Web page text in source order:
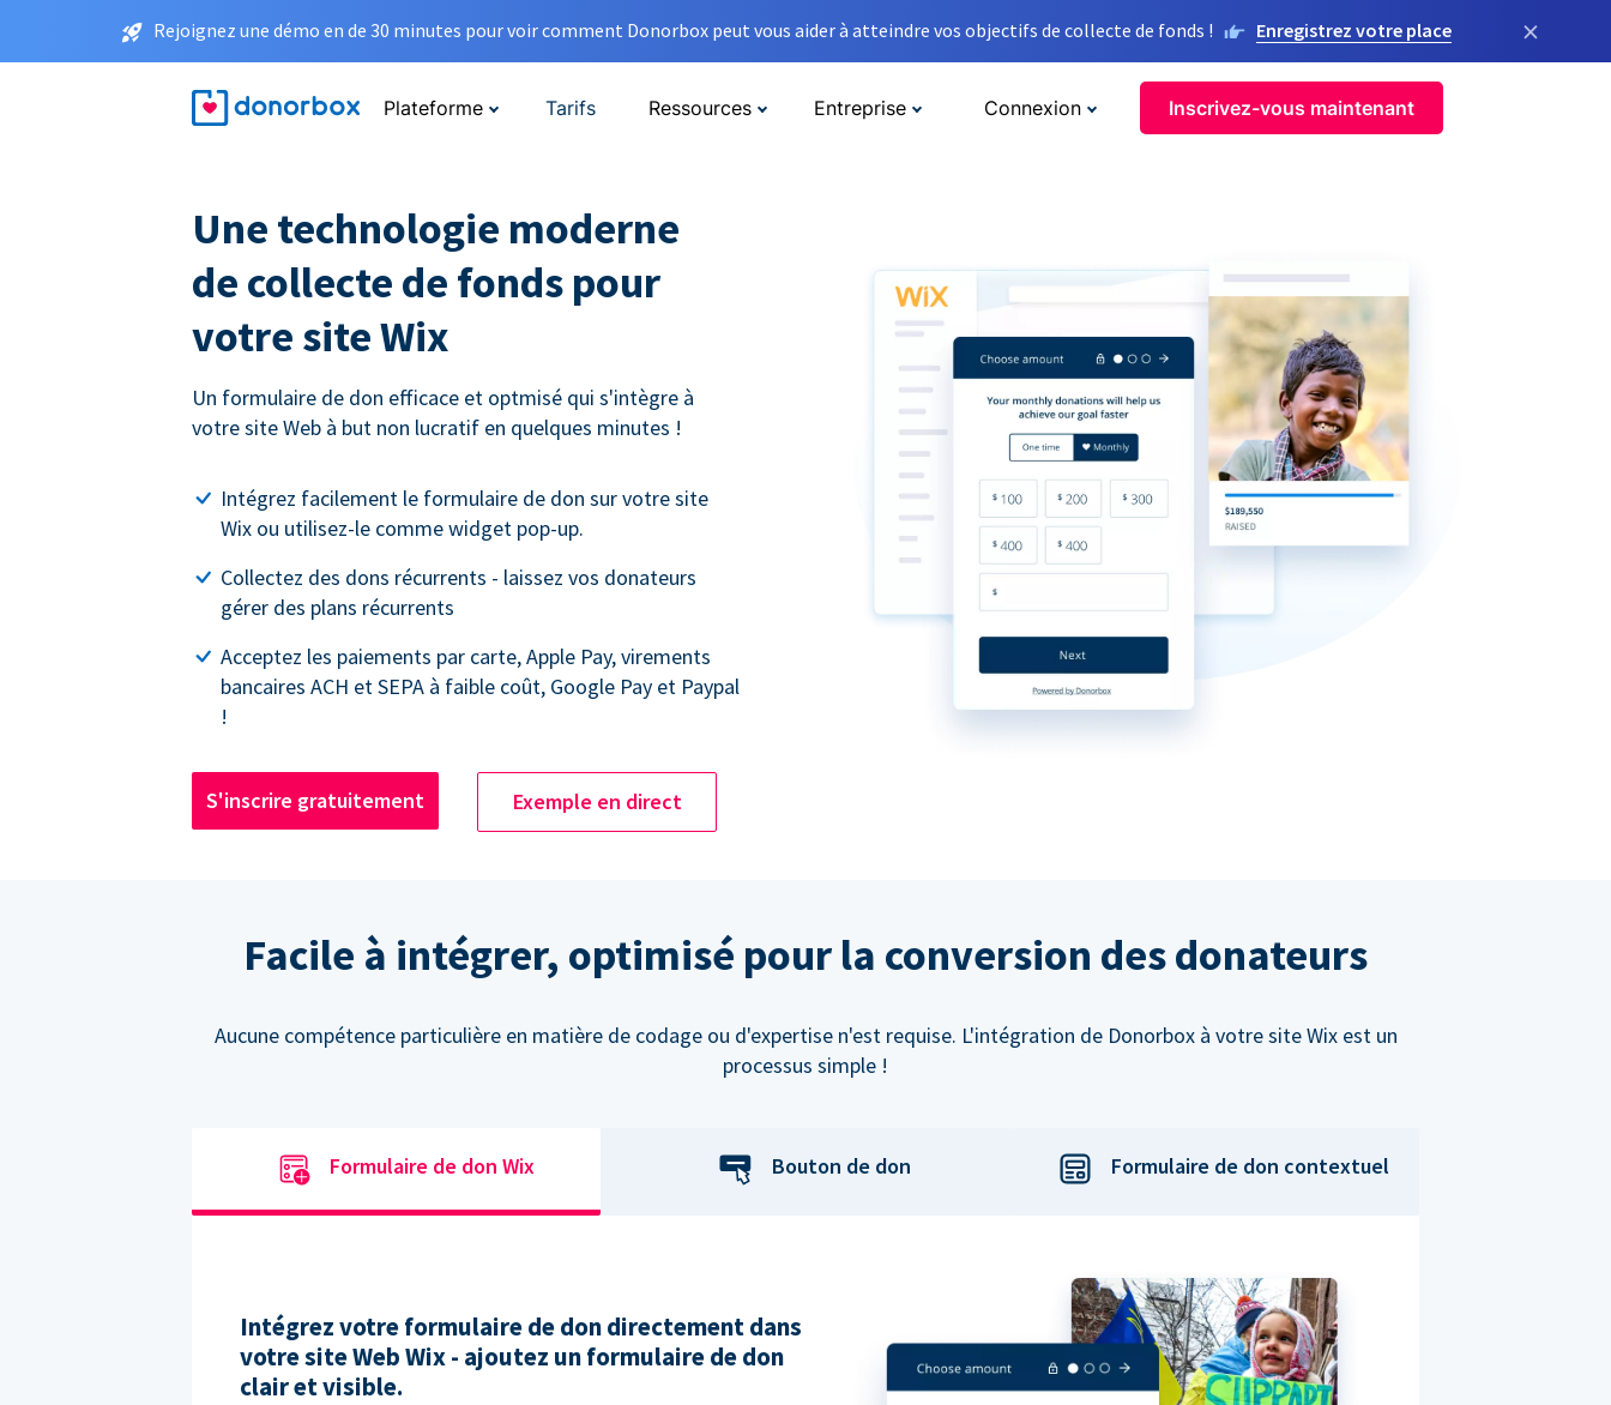
Rejoignez une démo en de 30 minutes pour voir comment Donorbox peut vous aider à atteindre vos objectifs de collecte de fonds ! Enregistrez votre place ×
Plateforme Tarifs Ressources Entreprise Connexion Inscrivez-vous maintenant
Une technologie moderne
de collecte de fonds pour
votre site Wix
Un formulaire de don efficace et optmisé qui s'intègre à
votre site Web à but non lucratif en quelques minutes !
Intégrez facilement le formulaire de don sur votre site
Wix ou utilisez-le comme widget pop-up.
Collectez des dons récurrents - laissez vos donateurs
gérer des plans récurrents
Acceptez les paiements par carte, Apple Pay, virements
bancaires ACH et SEPA à faible coût, Google Pay et Paypal
!
S'inscrire gratuitement Exemple en direct
Facile à intégrer, optimisé pour la conversion des donateurs
Aucune compétence particulière en matière de codage ou d'expertise n'est requise. L'intégration de Donorbox à votre site Wix est un
processus simple !
Formulaire de don Wix Bouton de don Formulaire de don contextuel
Intégrez votre formulaire de don directement dans
votre site Web Wix - ajoutez un formulaire de don
clair et visible.